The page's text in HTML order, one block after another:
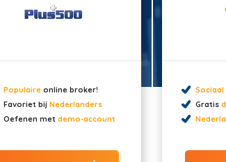
Populaire online broker!
Favoriet bij Nederlanders
Oefenen met demo-account
Gratis